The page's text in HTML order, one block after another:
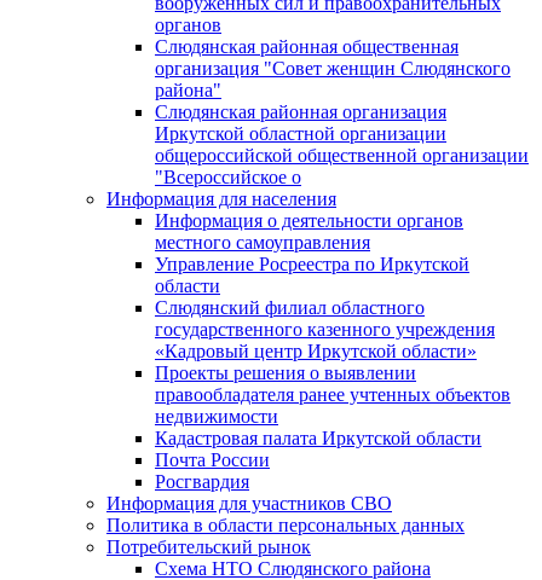
органов
Слюдянская районная общественная
организация "Совет женщин Слюдянского
района"
Слюдянская районная организация
Иркутской областной организации
общероссийской общественной организации
"Всероссийское о
Информация для населения
Информация о деятельности органов
местного самоуправления
Управление Росреестра по Иркутской
области
Слюдянский филиал областного
государственного казенного учреждения
«Кадровый центр Иркутской области»
Проекты решения о выявлении
правообладателя ранее учтенных объектов
недвижимости
Кадастровая палата Иркутской области
Почта России
Росгвардия
Информация для участников СВО
Политика в области персональных данных
Потребительский рынок
Схема НТО Слюдянского района